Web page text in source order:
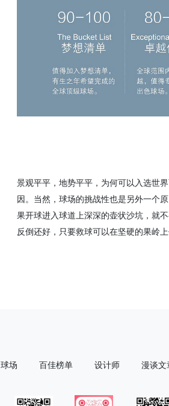
景观平平，地势平平，为何可以入选世
因。当然，球场的挑战性也是另外一个
果开球进入球道上深深的壶状沙坑，就
反倒还好，只要救球可以在坚硬的果岭
球场 百佳榜单 设计师 漫谈文